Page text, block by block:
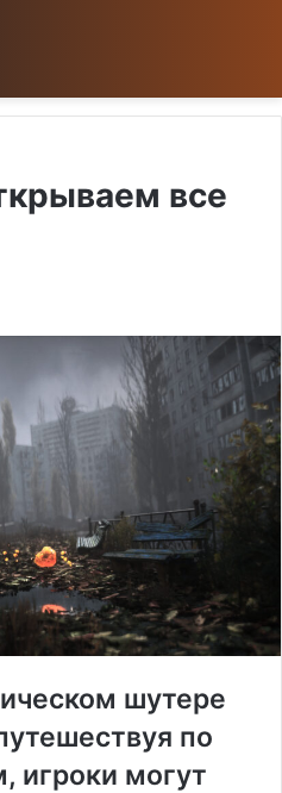
все
шутере
по
игроки могут